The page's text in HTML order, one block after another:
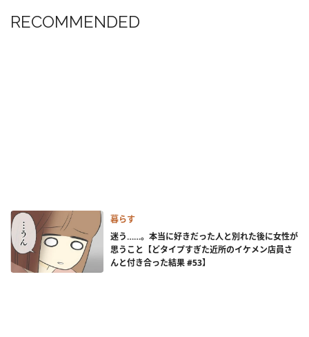
RECOMMENDED
暮らす
迷う……。本当に好きだった人と別れた後に女性が
思うこと【どタイプすぎた近所のイケメン店員さ
んと付き合った結果 #53】